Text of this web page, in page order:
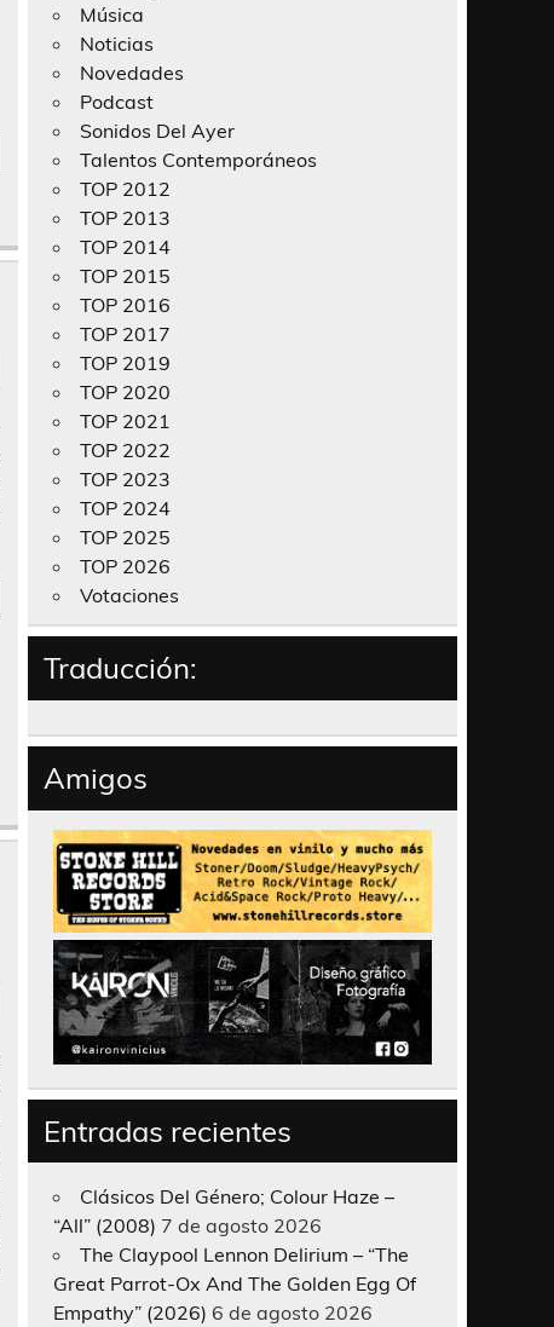
Música
Noticias
Novedades
Podcast
Sonidos Del Ayer
Talentos Contemporáneos
TOP 2012
TOP 2013
TOP 2014
TOP 2015
TOP 2016
TOP 2017
TOP 2019
TOP 2020
TOP 2021
TOP 2022
TOP 2023
TOP 2024
TOP 2025
TOP 2026
Votaciones
Traducción:
Amigos
Entradas recientes
Clásicos Del Género; Colour Haze –
“All” (2008) 7 de agosto 2026
The Claypool Lennon Delirium – “The
Great Parrot-Ox And The Golden Egg Of
Empathy” (2026) 6 de agosto 2026